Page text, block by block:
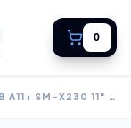
0
SAMSUNG GALAXY TAB A11+ SM-X230 11" EKRAN, 8GB RAM, 256GB HAFIZA, WIFI, SILVER ANDROID TABLET